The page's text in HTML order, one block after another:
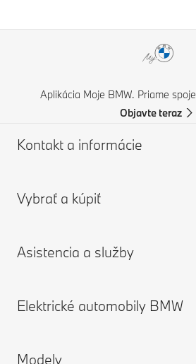
Aplikácia Moje BMW. Priame
Objavte teraz
Kontakt a informácie
Zákaznícky servis a kontakt
Nájsť BMW partnera
Vyžiadať katalóg
Nájsť predajcu
Vybrať a kúpiť
Ponuka nových vozidiel
BMW príslušenstvo a diely
BMW Úver
Asistencia a služby
Objednať termín v servise
BMW poistenie
Elektrické automobily BMW
Elektrické vozidlá BMW
Modely